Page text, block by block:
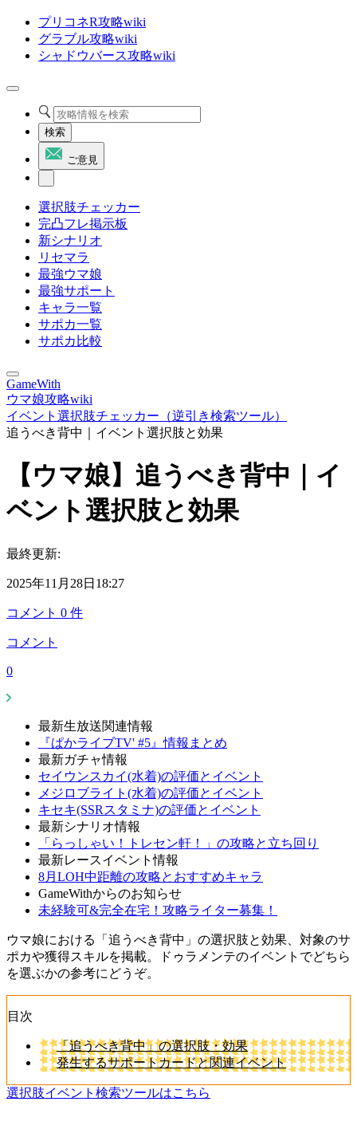
プリコネR攻略wiki
グラブル攻略wiki
シャドウバース攻略wiki
検索
ご意見
選択肢チェッカー
完凸フレ掲示板
新シナリオ
リセマラ
最強ウマ娘
最強サポート
キャラ一覧
サポカ一覧
サポカ比較
GameWith
ウマ娘攻略wiki
イベント選択肢チェッカー（逆引き検索ツール）
追うべき背中｜イベント選択肢と効果
【ウマ娘】追うべき背中｜イ
ベント選択肢と効果
最終更新:
2025年11月28日18:27
コメント 0 件
コメント
0
最新生放送関連情報
『ぱかライブTV' #5』情報まとめ
最新ガチャ情報
セイウンスカイ(水着)の評価とイベント
メジロブライト(水着)の評価とイベント
キセキ(SSRスタミナ)の評価とイベント
最新シナリオ情報
「らっしゃい！トレセン軒！」の攻略と立ち回り
最新レースイベント情報
8月LOH中距離の攻略とおすすめキャラ
GameWithからのお知らせ
未経験可&完全在宅！攻略ライター募集！
ウマ娘における「追うべき背中」の選択肢と効果、対象のサ
ポカや獲得スキルを掲載。ドゥラメンテのイベントでどちら
を選ぶかの参考にどうぞ。
目次
「追うべき背中」の選択肢・効果
発生するサポートカードと関連イベント
選択肢イベント検索ツールはこちら